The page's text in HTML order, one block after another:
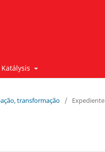
transformação / Expediente